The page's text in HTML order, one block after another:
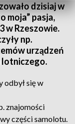
dzisiaj w
moja” pasja,
w Rzeszowie.
np.
urządzeń
lotniczego.
odbył się w
znajomości
części samolotu.